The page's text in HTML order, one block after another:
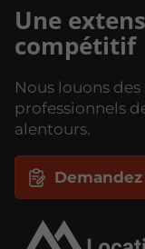
Une
compétitif
Nous louons
professionnels
alentours.